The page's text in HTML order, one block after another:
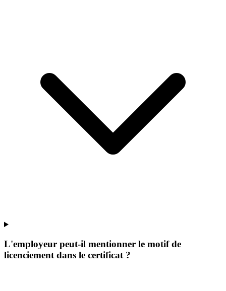
L'employeur peut-il mentionner le motif de
licenciement dans le certificat ?